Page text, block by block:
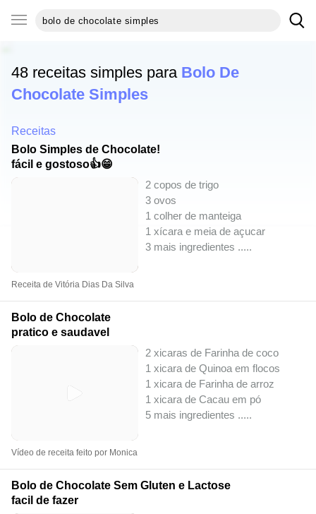
48 receitas simples para Bolo De
Chocolate Simples
Receitas
Bolo Simples de Chocolate!
fácil e gostoso👍😁
2 copos de trigo
3 ovos
1 colher de manteiga
1 xícara e meia de açucar
3 mais ingredientes .....
Receita de Vitória Dias Da Silva
Bolo de Chocolate
pratico e saudavel
2 xicaras de Farinha de coco
1 xicara de Quinoa em flocos
1 xicara de Farinha de arroz
1 xicara de Cacau em pó
5 mais ingredientes .....
Vídeo de receita feito por Monica
Bolo de Chocolate Sem Gluten e Lactose
facil de fazer